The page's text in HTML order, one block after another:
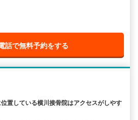
話で無料予約をする
置している横川接骨院はアクセスがしやす